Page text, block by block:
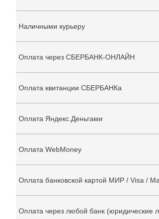
Наличными курьеру
Оплата через СБЕРБАНК-ОНЛАЙН
Оплата квитанции СБЕРБАНКа
Оплата Яндекс.Деньгами
Оплата WebMoney
Оплата банковской картой МИР / Visa /
Оплата через любой банк (юридические